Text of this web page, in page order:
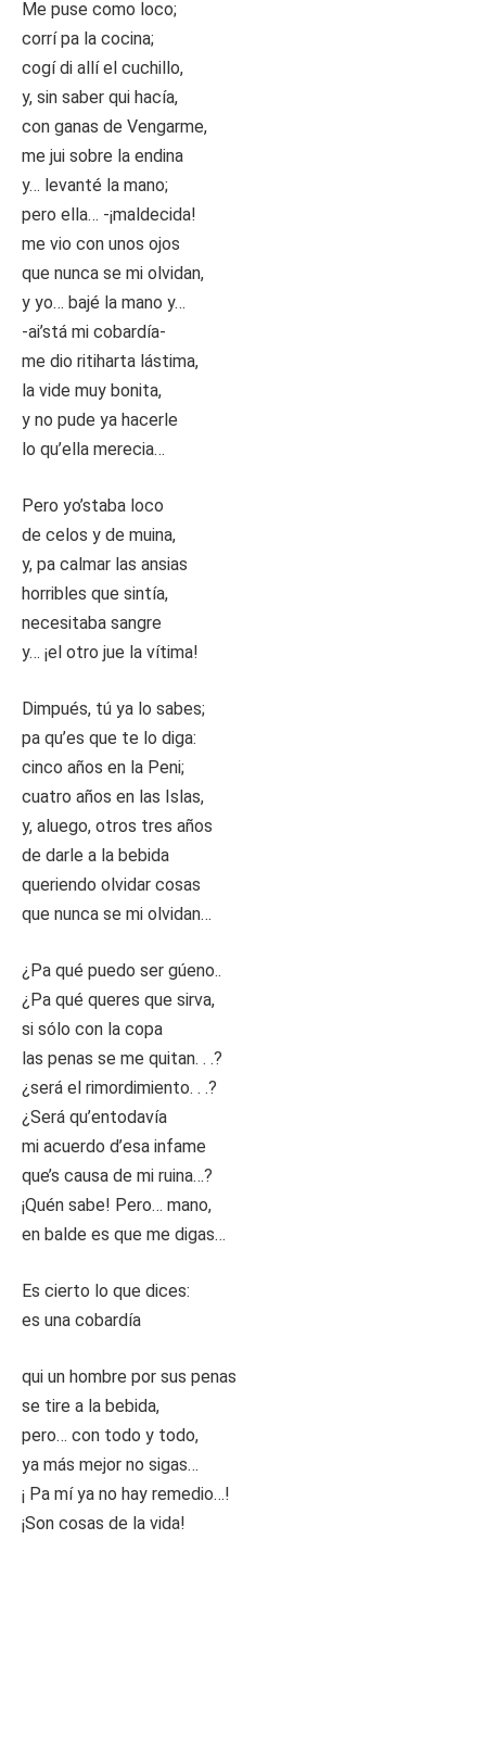
Me puse como loco;
corrí pa la cocina;
cogí di allí el cuchillo,
y, sin saber qui hacía,
con ganas de Vengarme,
me jui sobre la endina
y… levanté la mano;
pero ella… -¡maldecida!
me vio con unos ojos
que nunca se mi olvidan,
y yo… bajé la mano y…
-ai’stá mi cobardía-
me dio ritiharta lástima,
la vide muy bonita,
y no pude ya hacerle
lo qu’ella merecia…
Pero yo’staba loco
de celos y de muina,
y, pa calmar las ansias
horribles que sintía,
necesitaba sangre
y… ¡el otro jue la vítima!
Dimpués, tú ya lo sabes;
pa qu’es que te lo diga:
cinco años en la Peni;
cuatro años en las Islas,
y, aluego, otros tres años
de darle a la bebida
queriendo olvidar cosas
que nunca se mi olvidan…
¿Pa qué puedo ser gúeno..
¿Pa qué queres que sirva,
si sólo con la copa
las penas se me quitan. . .?
¿será el rimordimiento. . .?
¿Será qu’entodavía
mi acuerdo d’esa infame
que’s causa de mi ruina…?
¡Quén sabe! Pero… mano,
en balde es que me digas…
Es cierto lo que dices:
es una cobardía
qui un hombre por sus penas
se tire a la bebida,
pero… con todo y todo,
ya más mejor no sigas…
¡ Pa mí ya no hay remedio…!
¡Son cosas de la vida!